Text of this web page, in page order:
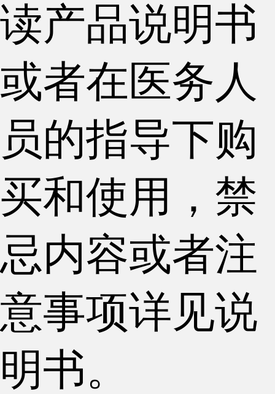
读产品说明书
或者在医务人
员的指导下购
买和使用，禁
忌内容或者注
意事项详见说
明书。